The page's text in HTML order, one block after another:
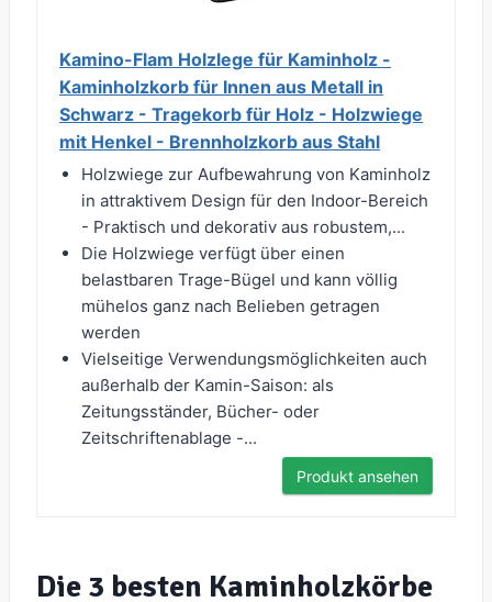
Kamino-Flam Holzlege für Kaminholz -
Kaminholzkorb für Innen aus Metall in
Schwarz - Tragekorb für Holz - Holzwiege
mit Henkel - Brennholzkorb aus Stahl
Holzwiege zur Aufbewahrung von Kaminholz
in attraktivem Design für den Indoor-Bereich
- Praktisch und dekorativ aus robustem,...
Die Holzwiege verfügt über einen
belastbaren Trage-Bügel und kann völlig
mühelos ganz nach Belieben getragen
werden
Vielseitige Verwendungsmöglichkeiten auch
außerhalb der Kamin-Saison: als
Zeitungsständer, Bücher- oder
Zeitschriftenablage -...
Produkt ansehen
Die 3 besten Kaminholzkörbe